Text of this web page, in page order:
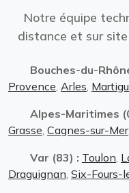
Notre équipe
distance et sur
Bouches-du-
Provence Arles
Alpes-Maritimes
Grasse Cagnes-sur-Mer,
Var (83) : Toulon
Draguignan Six-Fours-